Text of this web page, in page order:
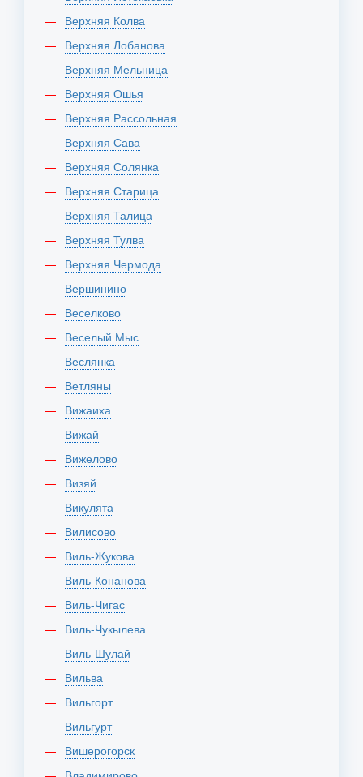
Верхняя Колва
Верхняя Лобанова
Верхняя Мельница
Верхняя Ошья
Верхняя Рассольная
Верхняя Сава
Верхняя Солянка
Верхняя Старица
Верхняя Талица
Верхняя Тулва
Верхняя Чермода
Вершинино
Веселково
Веселый Мыс
Веслянка
Ветляны
Вижаиха
Вижай
Вижелово
Визяй
Викулята
Вилисово
Виль-Жукова
Виль-Конанова
Виль-Чигас
Виль-Чукылева
Виль-Шулай
Вильва
Вильгорт
Вильгурт
Вишерогорск